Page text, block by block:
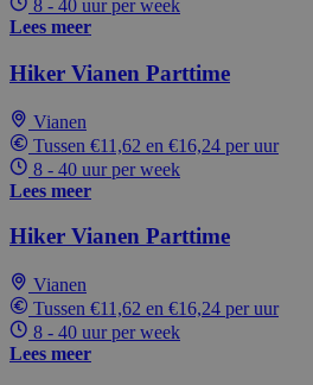
8 - 40 uur per week
Lees meer
Hiker Vianen Parttime
Vianen
Tussen €11,62 en €16,24 per uur
8 - 40 uur per week
Lees meer
Hiker Vianen Parttime
Vianen
Tussen €11,62 en €16,24 per uur
8 - 40 uur per week
Lees meer